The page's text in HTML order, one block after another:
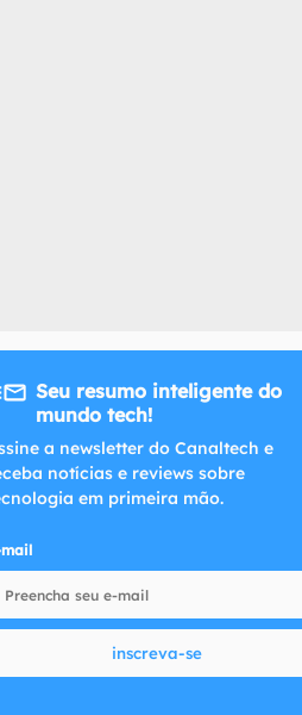
Seu resumo inteligente do
mundo tech!
a newsletter do Canaltech e
notícias e reviews sobre
em primeira mão.
inscreva-se